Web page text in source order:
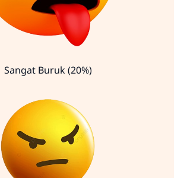
Sangat Buruk (20%)